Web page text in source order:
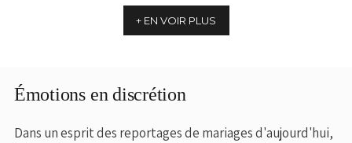
+ EN VOIR PLUS
Émotions en discrétion
Dans un esprit des reportages de mariages d'aujourd'hui,